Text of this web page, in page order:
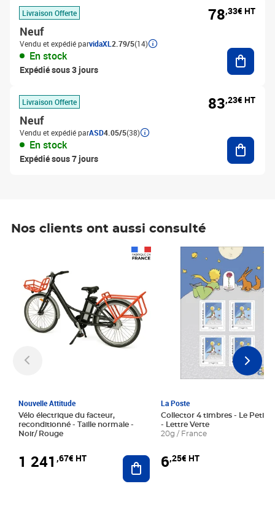
Livraison Offerte
Neuf
Vendu et expédié parvidaXL 2.79/5(14)
En stock
Expédié sous 3 jours
78,33€ HT
Livraison Offerte
Neuf
Vendu et expédié parASD4.05/5(38)
En stock
Expédié sous 7 jours
83,23€ HT
Nos clients ont aussi consulté
Nouvelle Attitude
Vélo électrique du facteur,
reconditionné - Taille normale -
Noir/ Rouge
1 241 ,67€ HT Ajouter au panier
La Poste
Collector 4 timbres - Le Petit
- Lettre Verte
20g / France
6,25€ HT
Prix 6,25€ HT